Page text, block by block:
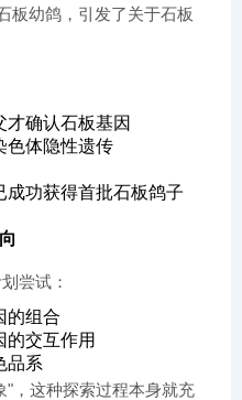
板幼鸽，引发了关于石板
才确认石板基因
色体隐性遗传
成功获得首批石板鸽子
尝试：
的组合
的交互作用
品系
"，这种探索过程本身就充